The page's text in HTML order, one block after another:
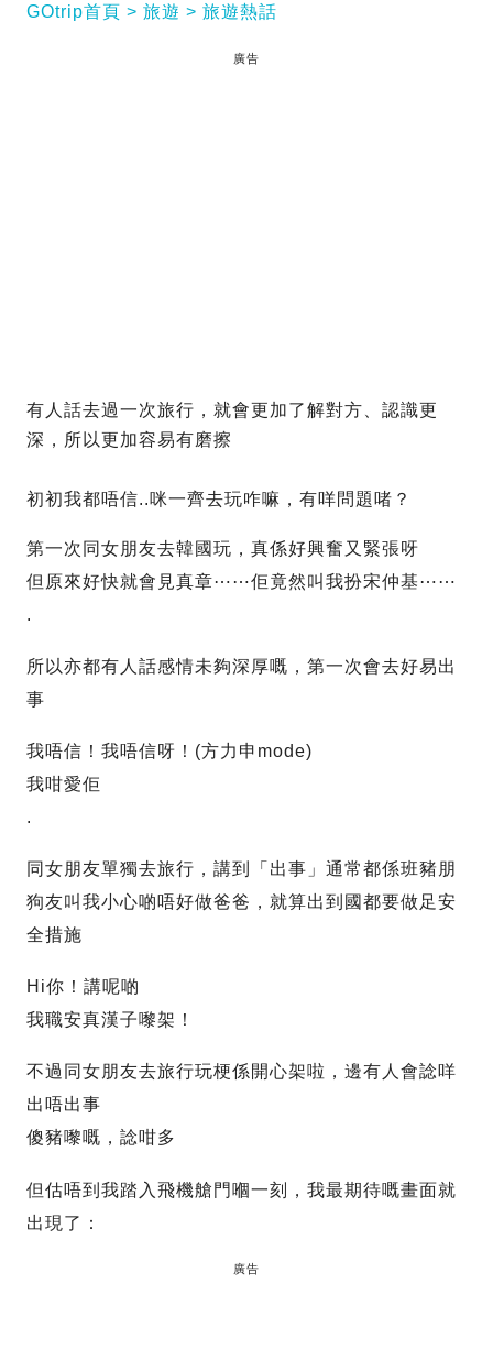
GOtrip首頁 旅遊 旅遊熱話
廣告
有人話去過一次旅行，就會更加了解對方、認識更
深，所以更加容易有磨擦
初初我都唔信..咪一齊去玩咋嘛，有咩問題啫？
第一次同女朋友去韓國玩，真係好興奮又緊張呀
但原來好快就會見真章⋯⋯佢竟然叫我扮宋仲基⋯⋯
.
所以亦都有人話感情未夠深厚嘅，第一次會去好易出
事
我唔信！我唔信呀！(方力申mode)
我咁愛佢
.
同女朋友單獨去旅行，講到「出事」通常都係班豬朋
狗友叫我小心啲唔好做爸爸，就算出到國都要做足安
全措施
Hi你！講呢啲
我職安真漢子嚟架！
不過同女朋友去旅行玩梗係開心架啦，邊有人會諗咩
出唔出事
傻豬嚟嘅，諗咁多
但估唔到我踏入飛機艙門嗰一刻，我最期待嘅畫面就
出現了：
廣告